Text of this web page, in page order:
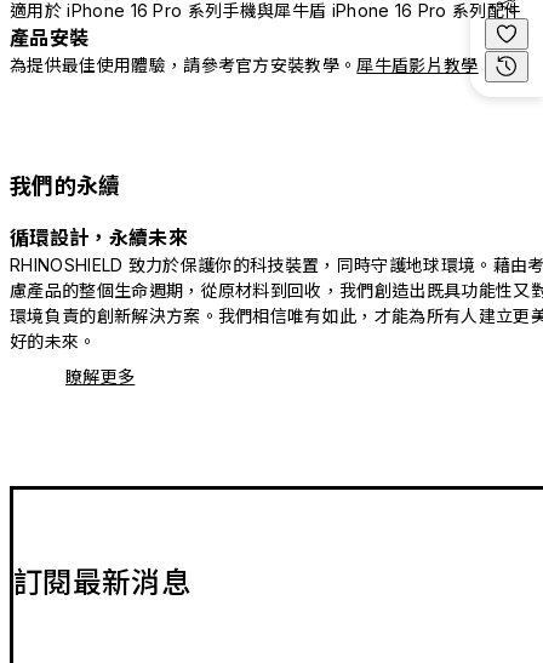
適用於 iPhone 16 Pro 系列手機與犀牛盾 iPhone 16 Pro 系列配件
產品安裝
為提供最佳使用體驗，請參考官方安裝教學。 犀牛盾影片教學
我們的永續
循環設計，永續未來
RHINOSHIELD 致力於保護你的科技裝置，同時守護地球環境。藉由
慮產品的整個生命週期，從原材料到回收，我們創造出既具功能性又
環境負責的創新解決方案。我們相信唯有如此，才能為所有人建立更
好的未來。
瞭解更多
訂閱最新消息